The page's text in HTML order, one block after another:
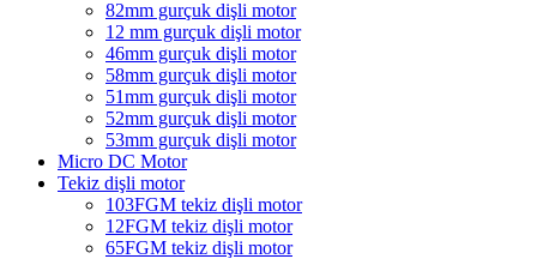
82mm gurçuk dişli motor
12 mm gurçuk dişli motor
46mm gurçuk dişli motor
58mm gurçuk dişli motor
51mm gurçuk dişli motor
52mm gurçuk dişli motor
53mm gurçuk dişli motor
Micro DC Motor
Tekiz dişli motor
103FGM tekiz dişli motor
12FGM tekiz dişli motor
65FGM tekiz dişli motor